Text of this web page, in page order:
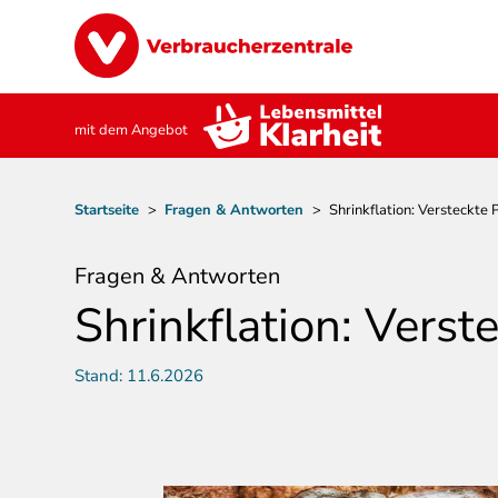
Image
mit dem Angebot
Pfadnavigation
Startseite > Fragen & Antworten > Shrinkflation: Versteckte
Fragen & Antworten
Shrinkflation:
Stand: 11.6.2026